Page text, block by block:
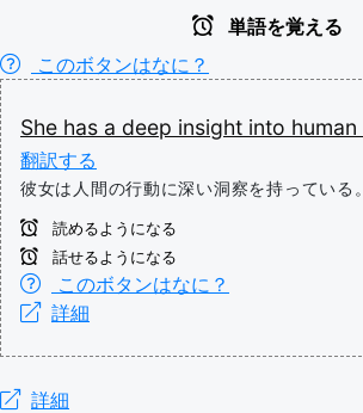
単語を覚える
このボタンはなに？
She has a deep insight into human
翻訳する
彼女は人間の行動に深い洞察を持っている。
読めるようになる
話せるようになる
このボタンはなに？
詳細
詳細